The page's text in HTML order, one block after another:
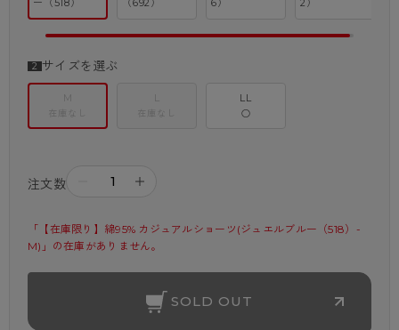
ー（518）
（692）
6）
2）
サイズを選ぶ
M
在庫なし
L
在庫なし
LL
○
注文数 ＋
「【在庫限り】綿95% カジュアルショーツ(ジュエルブルー（518）-
M)」の在庫がありません。
SOLD OUT